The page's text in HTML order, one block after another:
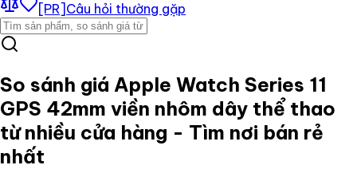
[PR] Câu hỏi thường gặp
So sánh giá Apple Watch Series 11
GPS 42mm viền nhôm dây thể thao
từ nhiều cửa hàng - Tìm nơi bán rẻ
nhất